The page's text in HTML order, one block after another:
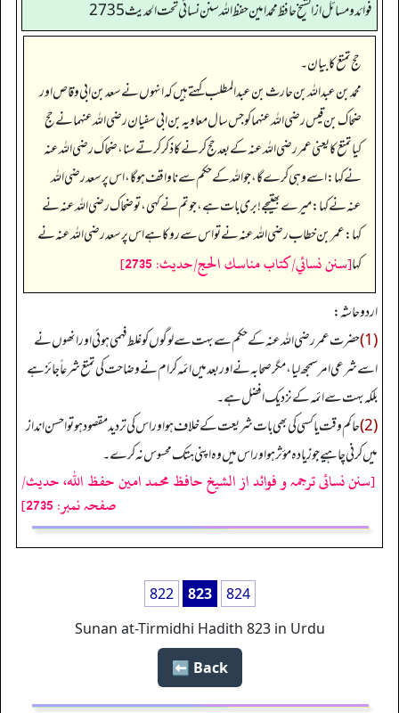
فوائد ومسائل از الشيخ حافظ محمد امين حفظ الله سنن نسائي تحت الحديث2735
حج تمتع کا بیان۔
محمد بن عبداللہ بن حارث بن عبدالمطلب کہتے ہیں کہ انہوں نے سعد بن ابی وقاص اور
ضحاک بن قیس رضی اللہ عنہما کو جس سال معاویہ بن ابی سفیان رضی اللہ عنہما نے حج
کیا تمتع کا یعنی عمر رضی اللہ عنہ کے بعد حج کرنے کا ذکر کرتے سنا، ضحاک رضی اللہ عنہ
نے کہا: اسے وہی کرے گا، جو اللہ کے حکم سے ناواقف ہو گا، اس پر سعد رضی اللہ
عنہ نے کہا: میرے بھتیجے! بری بات ہے، جو تم نے کہی، تو ضحاک رضی اللہ عنہ نے
کہا: عمر بن خطاب رضی اللہ عنہ نے تو اس سے روکا ہے اس پر سعد رضی اللہ عنہ نے
کہا[سنن نسائي/كتاب مناسك الحج/حدیث: 2735]
اردو حاشہ:
(1) حضرت عمر رضی اللہ عنہ کے حکم سے بہت سے لوگوں کو غلط فہمی ہوئی اور انھوں نے
اسے شرعی امر سمجھ لیا، مگر صحابہ نے اور بعد میں ائمہ کرام نے وضاحت کی تمتع شرعاً جائز ہے
بلکہ بہت سے ائمہ کے نزدیک افضل ہے۔
(2) حاکم وقت یا کسی کی بھی بات شریعت کے خلاف ہو اور اس کی تردید مقصود ہو تو احسن انداز
میں کرنی چاہیے جو زیادہ مؤثر ہو اور اس میں وہ اپنی ہتک محسوس نہ کرے۔
[سنن نسائی ترجمہ و فوائد از الشیخ حافظ محمد امین حفظ اللہ، حدیث/
صفحہ نمبر: 2735]
822 823
824
Sunan at-Tirmidhi Hadith 823 in Urdu
Back ⬅️